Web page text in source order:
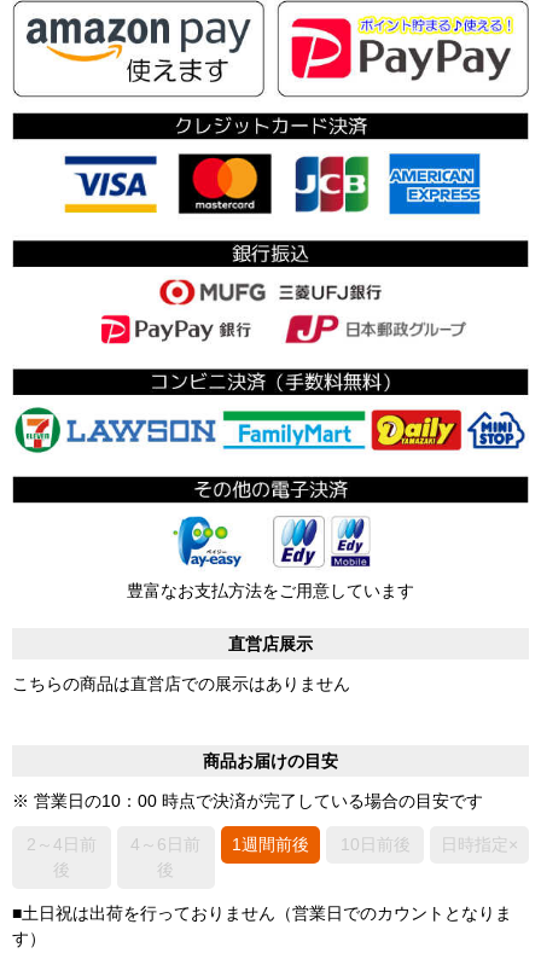
豊富なお支払方法をご用意しています
直営店展示
こちらの商品は直営店での展示はありません
商品お届けの目安
※ 営業日の10：00 時点で決済が完了している場合の目安です
2～4日前
後
4～6日前
後
1週間前後 10日前後 日時指定×
■土日祝は出荷を行っておりません（営業日でのカウントとなりま
す）